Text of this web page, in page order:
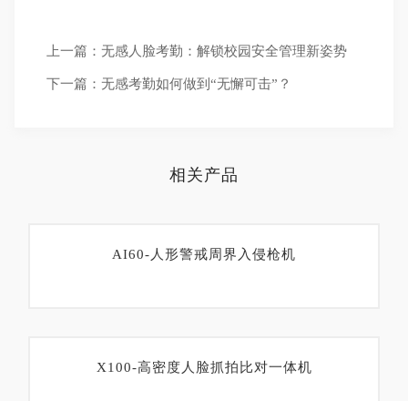
上一篇：无感人脸考勤：解锁校园安全管理新姿势
下一篇：无感考勤如何做到“无懈可击”？
相关产品
AI60-人形警戒周界入侵枪机
X100-高密度人脸抓拍比对一体机